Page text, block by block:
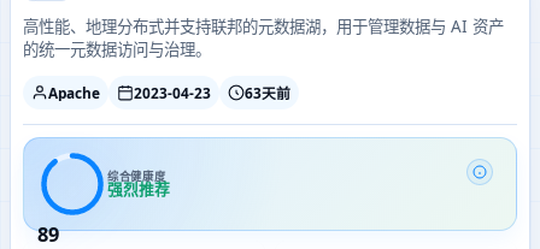
高性能、地理分布式并支持联邦的元数据湖，用于管理数据与 AI 资产
的统一元数据访问与治理。
Apache 2023-04-23 63天前
89
综合健康度
强烈推荐